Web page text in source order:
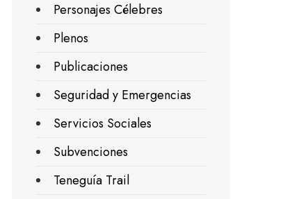
Personajes Célebres
Plenos
Publicaciones
Seguridad y Emergencias
Servicios Sociales
Subvenciones
Teneguía Trail